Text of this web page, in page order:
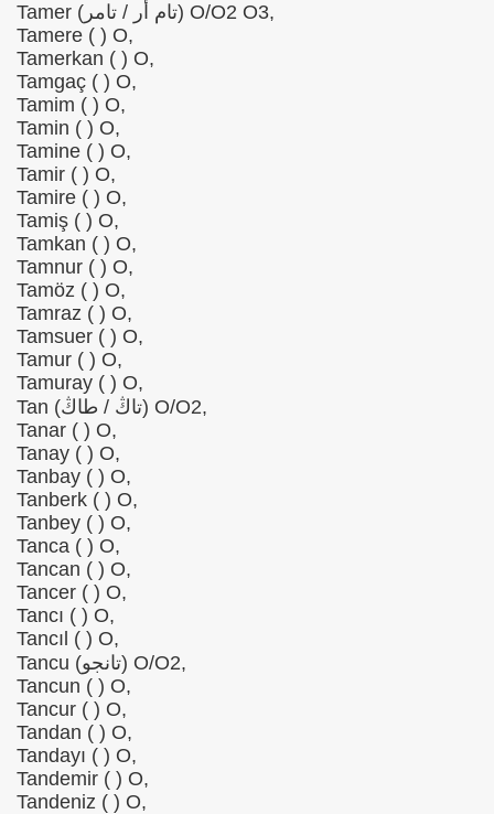
Tamer (تام أر / تامر) O/O2 O3,
Tamere ( ) O,
Tamerkan ( ) O,
Tamgaç ( ) O,
Tamim ( ) O,
Tamin ( ) O,
Tamine ( ) O,
Tamir ( ) O,
Tamire ( ) O,
Tamiş ( ) O,
Tamkan ( ) O,
Tamnur ( ) O,
Tamöz ( ) O,
Tamraz ( ) O,
Tamsuer ( ) O,
Tamur ( ) O,
Tamuray ( ) O,
Tan (تاڭ / طاڭ) O/O2,
Tanar ( ) O,
Tanay ( ) O,
Tanbay ( ) O,
Tanberk ( ) O,
Tanbey ( ) O,
Tanca ( ) O,
Tancan ( ) O,
Tancer ( ) O,
Tancı ( ) O,
Tancıl ( ) O,
Tancu (تانجو) O/O2,
Tancun ( ) O,
Tancur ( ) O,
Tandan ( ) O,
Tandayı ( ) O,
Tandemir ( ) O,
Tandeniz ( ) O,